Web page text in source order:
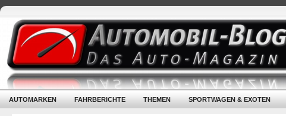
AUTOMARKEN FAHRBERICHTE THEMEN SPORTWAGEN & EXOTEN